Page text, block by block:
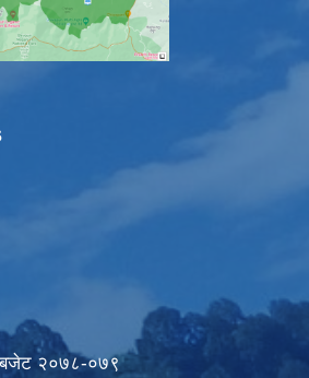
बजेट २०७८-०७९